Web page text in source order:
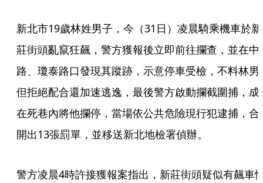
新北市19歲林姓男子，今（31日）凌晨騎乘機車於新
莊街頭亂竄狂飆，警方獲報後立即前往攔查，並在中
路、瓊泰路口發現其蹤跡，示意停車受檢，不料林男
但拒絕配合還加速逃逸，最後警方啟動攔截圍捕，成
在死巷內將他攔停，當場依公共危險現行犯逮捕，合
開出13張罰單，並移送新北地檢署偵辦。
警方凌晨4時許接獲報案指出，新莊街頭疑似有飆車